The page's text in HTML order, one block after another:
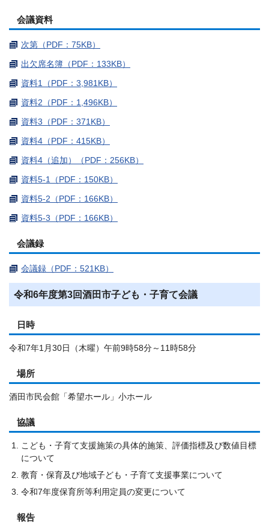
会議資料
次第（PDF：75KB）
出欠席名簿（PDF：133KB）
資料1（PDF：3,981KB）
資料2（PDF：1,496KB）
資料3（PDF：371KB）
資料4（PDF：415KB）
資料4（追加）（PDF：256KB）
資料5-1（PDF：150KB）
資料5-2（PDF：166KB）
資料5-3（PDF：166KB）
会議録
会議録（PDF：521KB）
令和6年度第3回酒田市子ども・子育て会議
日時
令和7年1月30日（木曜）午前9時58分～11時58分
場所
酒田市民会館「希望ホール」小ホール
協議
こども・子育て支援施策の具体的施策、評価指標及び数値目標
について
教育・保育及び地域子ども・子育て支援事業について
令和7年度保育所等利用定員の変更について
報告